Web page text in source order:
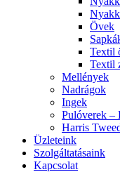
Övek
Textil
Textil
Mellények
Nadrágok
Ingek
Pulóverek –
Harris
Üzleteink
Szolgáltatásaink
Kapcsolat